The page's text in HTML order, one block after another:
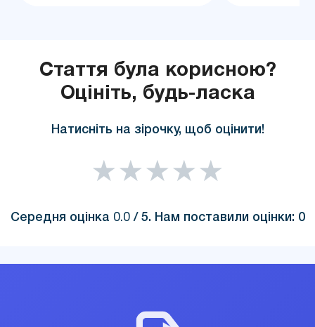
Стаття була корисною?
Оцініть, будь-ласка
Натисніть на зірочку, щоб оцінити!
★★★★★
Середня оцінка 0.0/ 5. Нам поставили оцінки: 0